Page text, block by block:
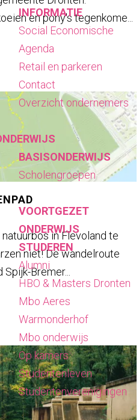
INFORMATIE
Social Economische
Agenda
Retail en parkeren
Contact
Overzicht ondernemers
BASISONDERWIJS
Scholengroepen
VOORTGEZET
ONDERWIJS
STUDEREN
Alumni
HBO & Masters Dronten
Mbo Aeres
Warmonderhof
Mbo onderwijs
Op kamers
Studentenleven
Studentenverenigingen
en pony's tegenkome...
in Flevoland te
niet! De wandelroute
Bremer...